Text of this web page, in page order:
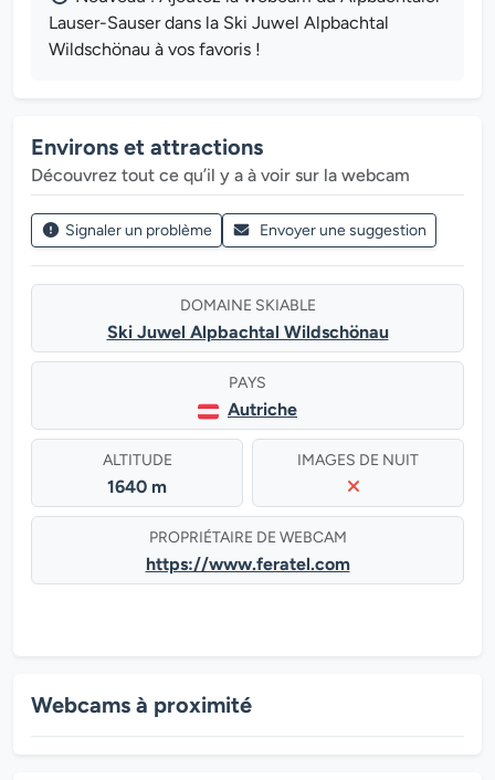
Lauser-Sauser dans la Ski Juwel Alpbachtal
Wildschönau à vos favoris !
Environs et attractions
Découvrez tout ce qu’il y a à voir sur la webcam
Signaler un problème Envoyer une suggestion
DOMAINE SKIABLE
Ski Juwel Alpbachtal Wildschönau
PAYS
Autriche
ALTITUDE
1640 m
IMAGES DE NUIT
PROPRIÉTAIRE DE WEBCAM
https://www.feratel.com
Webcams à proximité